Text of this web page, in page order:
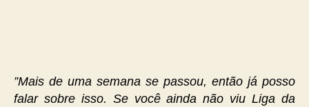
”Mais de uma semana se passou, então já posso
falar sobre isso. Se você ainda não viu Liga da